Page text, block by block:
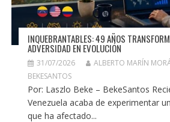
INQUEBRANTABLES: 49 AÑOS
ADVERSIDAD EN EVOLUCIÓN
31/07/2026
ALBERTO MARÍN
BEKESANTOS
Por: Laszlo Beke – BekeSantos
Venezuela acaba de experimentar
que ha afectado...